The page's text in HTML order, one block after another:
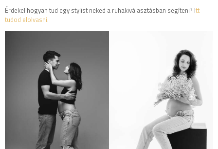
Érdekel hogyan tud egy stylist neked a ruhakiválasztásban segíteni? Itt
tudod elolvasni.